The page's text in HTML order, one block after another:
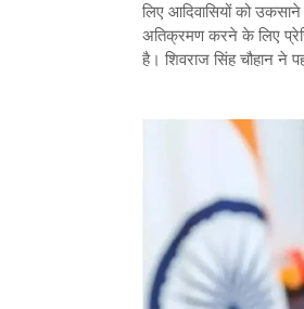
लिए आदिवासियों को
अतिक्रमण करने के लिए
है। शिवराज सिंह चौहान ने